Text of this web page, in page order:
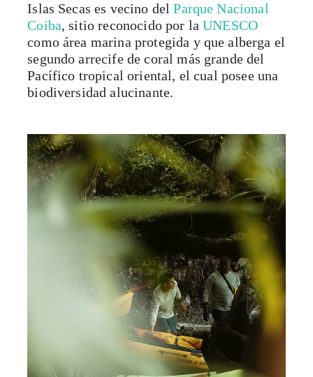
Islas Secas es vecino delParque Nacional
Coiba, sitio reconocido por laUNESCO
como área marina protegida y que alberga el
segundo arrecife de coral más grande del
Pacífico tropical oriental, el cual posee una
biodiversidad alucinante.